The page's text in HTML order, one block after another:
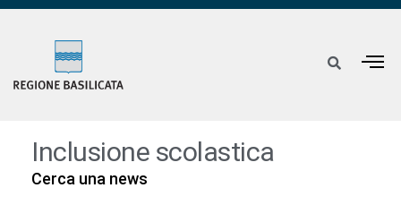
Inclusione scolastica
Cerca una news